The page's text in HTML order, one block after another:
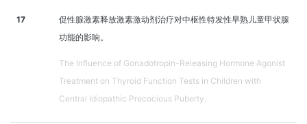
17
促性腺激素释放激素激动剂治疗对中枢性特发性早熟儿童甲状腺
功能的影响。
The Influence of Gonadotropin-Releasing Hormone Agonist
Treatment on Thyroid Function Tests in Children with
Central Idiopathic Precocious Puberty.